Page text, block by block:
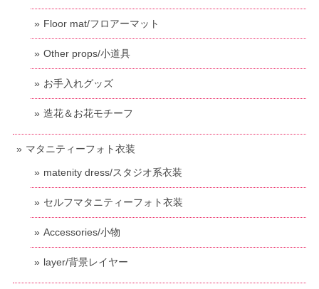
Floor mat/フロアーマット
Other props/小道具
お手入れグッズ
造花＆お花モチーフ
マタニティーフォト衣装
matenity dress/スタジオ系衣装
セルフマタニティーフォト衣装
Accessories/小物
layer/背景レイヤー